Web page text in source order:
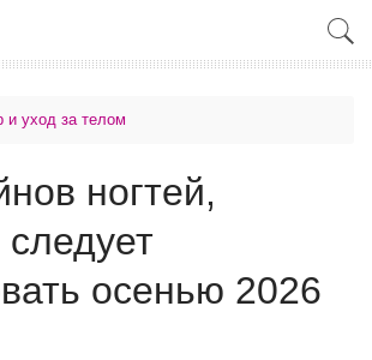
и уход за телом
ногтей,
осенью 2026